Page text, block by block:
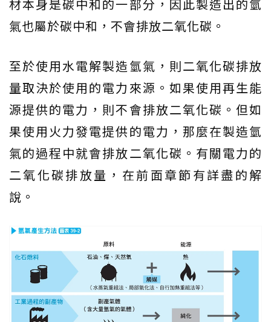
材本身是碳中和的一部分，因此製造出的氫
氣也屬於碳中和，不會排放二氧化碳。
至於使用水電解製造氫氣，則二氧化碳排放
量取決於使用的電力來源。如果使用再生能
源提供的電力，則不會排放二氧化碳。但如
果使用火力發電提供的電力，那麼在製造氫
氣的過程中就會排放二氧化碳。有關電力的
二氧化碳排放量，在前面章節有詳盡的解
說。